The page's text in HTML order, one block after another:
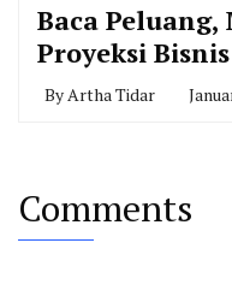
Baca
Proyeksi Bisnis
ByArtha Tidar
Comments